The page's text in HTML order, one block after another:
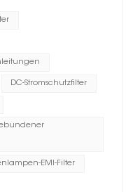
DC-Stromschutzfilter
EMI-Filter